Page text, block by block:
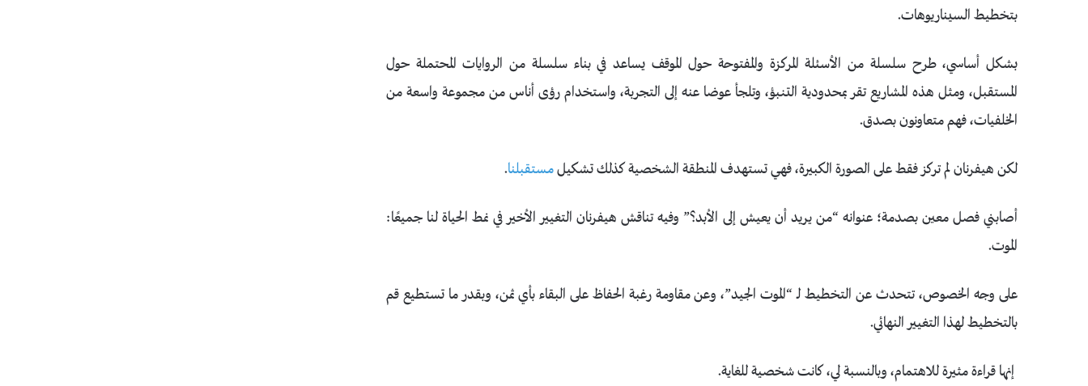
بتخطيط السيناريوهات.
بشكل أساسي، طرح سلسلة من الأسئلة المركزة والمفتوحة حول الموقف يساعد في بناء سلسلة من الروايات المحتملة حول
المستقبل، ومثل هذه المشاريع تقر بمحدودية التنبؤ، وتلجأ عوضا عنه إلى التجربة، واستخدام رؤى أناس من مجموعة واسعة من
الخلفيات، فهم متعاونون بصدق.
لكن هيفرنان لم تركز فقط على الصورة الكبيرة، فهي تستهدف المنطقة الشخصية كذلك تشكيلمستقبلنا.
أصابني فصل معين بصدمة؛ عنوانه “من يريد أن يعيش إلى الأبد؟” وفيه تناقش هيفرنان التغيير الأخير في نمط الحياة لنا جميعًا:
الموت.
على وجه الخصوص، تتحدث عن التخطيط لـ “الموت الجيد”، وعن مقاومة رغبة الحفاظ على البقاء بأي ثمن، وبقدر ما تستطيع قم
بالتخطيط لهذا التغيير النهائي.
إنها قراءة مثيرة للاهتمام، وبالنسبة لي، كانت شخصية للغاية.